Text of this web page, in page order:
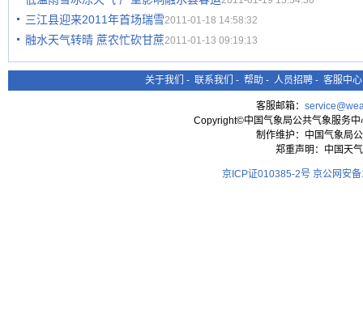
三江县迎来2011年首场瑞雪2011-01-18 14:58:32
融水天气转晴 蔗农忙砍甘蔗2011-01-13 09:19:13
关于我们 - 联系我们 - 帮助 - 人员招聘 - 客服中心
客服邮箱：
Copyright©中国气象局公共气象服务
制作维护：中国气象局
郑重声明：中国天
京ICP证010385-2号 京公网安